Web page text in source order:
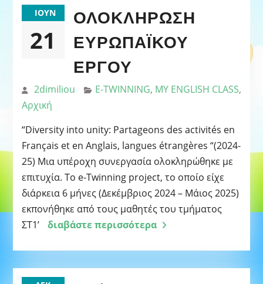
ΙΟΎΝ
21
ΟΛΟΚΛΉΡΩΣΗ
ΕΥΡΩΠΑΪΚΟΎ
ΈΡΓΟΥ
2dimiliou E-TWINNING, MY ENGLISH CLASS,
Αρχική
“Diversity into unity: Partageons des activités en
Français et en Anglais, langues étrangères “(2024-
25) Μια υπέροχη συνεργασία ολοκληρώθηκε με
επιτυχία. Το e-Twinning project, το οποίο είχε
διάρκεια 6 μήνες (Δεκέμβριος 2024 – Μάιος 2025)
εκπονήθηκε από τους μαθητές του τμήματος
ΣΤ1’
διαβάστε περισσότερα